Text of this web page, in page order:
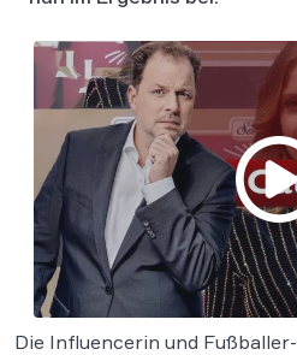
Die Influencerin und